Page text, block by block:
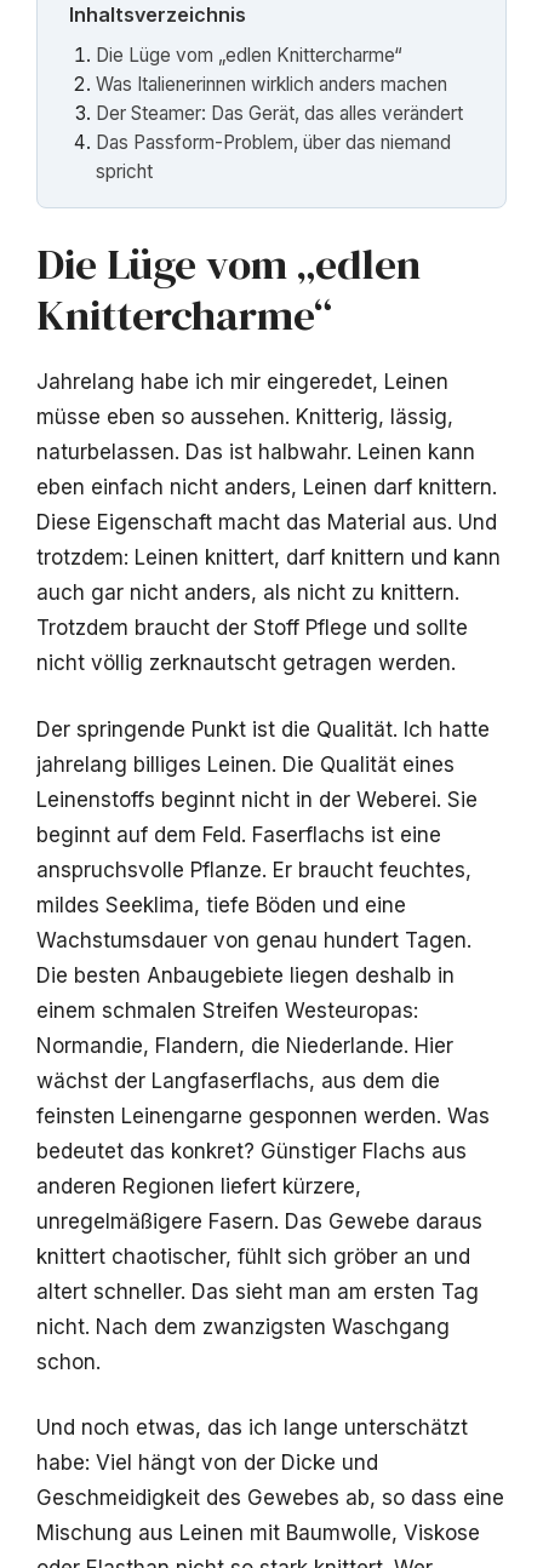
Inhaltsverzeichnis
Die Lüge vom „edlen Knittercharme“
Was Italienerinnen wirklich anders machen
Der Steamer: Das Gerät, das alles verändert
Das Passform-Problem, über das niemand
spricht
Die Lüge vom „edlen
Knittercharme“
Jahrelang habe ich mir eingeredet, Leinen
müsse eben so aussehen. Knitterig, lässig,
naturbelassen. Das ist halbwahr. Leinen kann
eben einfach nicht anders, Leinen darf knittern.
Diese Eigenschaft macht das Material aus. Und
trotzdem: Leinen knittert, darf knittern und kann
auch gar nicht anders, als nicht zu knittern.
Trotzdem braucht der Stoff Pflege und sollte
nicht völlig zerknautscht getragen werden.
Der springende Punkt ist die Qualität. Ich hatte
jahrelang billiges Leinen. Die Qualität eines
Leinenstoffs beginnt nicht in der Weberei. Sie
beginnt auf dem Feld. Faserflachs ist eine
anspruchsvolle Pflanze. Er braucht feuchtes,
mildes Seeklima, tiefe Böden und eine
Wachstumsdauer von genau hundert Tagen.
Die besten Anbaugebiete liegen deshalb in
einem schmalen Streifen Westeuropas:
Normandie, Flandern, die Niederlande. Hier
wächst der Langfaserflachs, aus dem die
feinsten Leinengarne gesponnen werden. Was
bedeutet das konkret? Günstiger Flachs aus
anderen Regionen liefert kürzere,
unregelmäßigere Fasern. Das Gewebe daraus
knittert chaotischer, fühlt sich gröber an und
altert schneller. Das sieht man am ersten Tag
nicht. Nach dem zwanzigsten Waschgang
schon.
Und noch etwas, das ich lange unterschätzt
habe: Viel hängt von der Dicke und
Geschmeidigkeit des Gewebes ab, so dass eine
Mischung aus Leinen mit Baumwolle, Viskose